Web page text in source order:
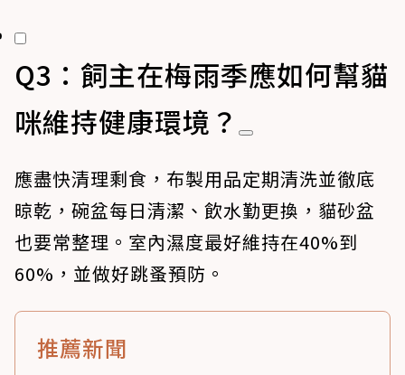
Q3：飼主在梅雨季應如何幫貓
咪維持健康環境？
應盡快清理剩食，布製用品定期清洗並徹底
晾乾，碗盆每日清潔、飲水勤更換，貓砂盆
也要常整理。室內濕度最好維持在40%到
60%，並做好跳蚤預防。
推薦新聞